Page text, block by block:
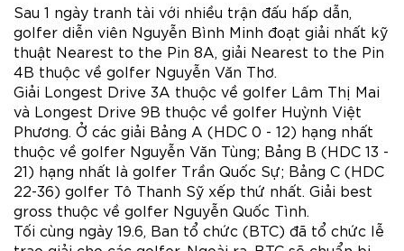
Sau 1 ngày tranh tài với nhiều trận đấu hấp dẫn,
golfer diễn viên Nguyễn Bình Minh đoạt giải nhất kỹ
thuật Nearest to the Pin 8A, giải Nearest to the Pin
4B thuộc về golfer Nguyễn Văn Thơ.
Giải Longest Drive 3A thuộc về golfer Lâm Thị Mai
và Longest Drive 9B thuộc về golfer Huỳnh Việt
Phương. Ở các giải Bảng A (HDC 0 - 12) hạng nhất
thuộc về golfer Nguyễn Văn Tùng; Bảng B (HDC 13 -
21) hạng nhất là golfer Trần Quốc Sự; Bảng C (HDC
22-36) golfer Tô Thanh Sỹ xếp thứ nhất. Giải best
gross thuộc về golfer Nguyễn Quốc Tình.
Tối cùng ngày 19.6, Ban tổ chức (BTC) đã tổ chức lễ